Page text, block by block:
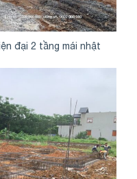
đại 2 tầng mái nhật